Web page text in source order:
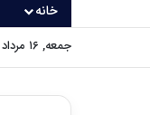
خانه
جمعه, ۱۶ مرداد ۱۴۰۵